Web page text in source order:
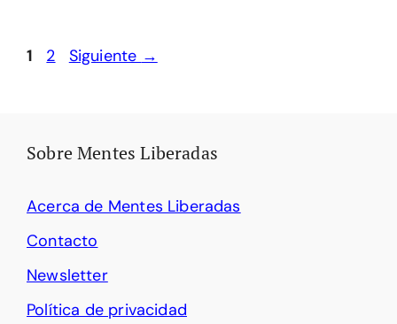
Página
1 Página
2 Siguiente →
Sobre Mentes Liberadas
Acerca de Mentes Liberadas
Contacto
Newsletter
Política de privacidad